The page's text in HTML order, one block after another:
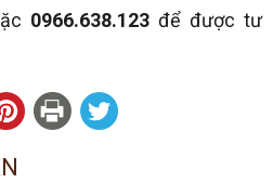
0966.638.123 để được tư